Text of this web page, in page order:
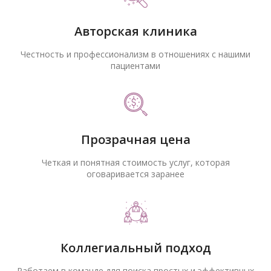
Авторская клиника
Честность и профессионализм в отношениях с нашими
пациентами
Прозрачная цена
Четкая и понятная стоимость услуг, которая
оговаривается заранее
Коллегиальный подход